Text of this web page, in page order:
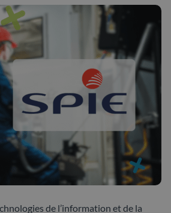
de l’information et de la